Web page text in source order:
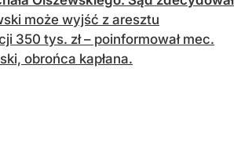
może wyjść z aresztu
350 tys. zł – poinformował mec.
obrońca kapłana.